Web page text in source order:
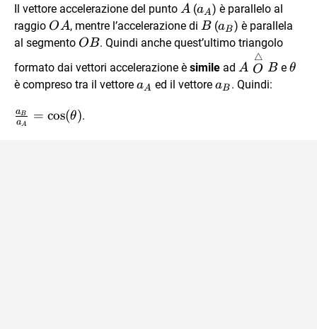
\text{sen}
{(\theta)}
Il vettore accelerazione del punto A
A (\vec{a_A}
aA) è parallelo al
raggio OA
OA, mentre l’accelerazione di B
B(\vec{a_B}
aB) è parallela
al segmento OB
OB. Quindi anche quest’ultimo triangolo
formato dai vettori accelerazione è simile ad
A
B
A O
△
Be θ
è compreso tra il vettore \vec{a_A}
aA ed il vettore \vec{a_B}
aB . Quindi:
\frac{a_B}
aA
aB = cos(θ).